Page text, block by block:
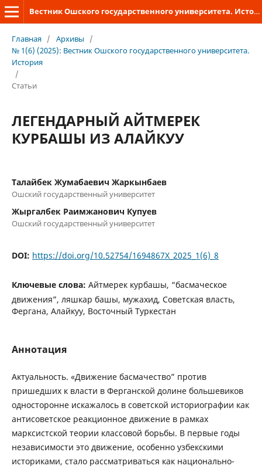
Вестник Ошского государственного университета. История
Главная / Архивы
/
№ 1(6) (2025): Вестник Ошского государственного университета.
История
/
Статьи
ЛЕГЕНДАРНЫЙ АЙТМЕРЕК
КУРБАШЫ ИЗ АЛАЙКУУ
Талайбек Жумабаевич Жаркынбаев
Ошский государственный университет
Жыргалбек Раимжанович Купуев
Ошский государственный университет
DOI: https://doi.org/10.52754/1694867X_2025_1(6)_8
Ключевые слова: Айтмерек курбашы, “басмаческое
движения”, ляшкар башы, мужахид, Советская власть,
Фергана, Алайкуу, Восточный Туркестан
Аннотация
Актуальность. «Движение басмачество” против
пришедших к власти в Ферганской долине большевиков
односторонне искажалось в советской историографии как
антисоветское реакционное движение в рамках
марксистской теории классовой борьбы. В первые годы
независимости это движение, особенно узбекскими
историками, стало рассматриваться как национально-